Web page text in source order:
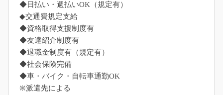
◆日払い・週払いOK（規定有）
◆交通費規定支給
◆資格取得支援制度有
◆友達紹介制度有
◆退職金制度有（規定有）
◆社会保険完備
◆車・バイク・自転車通勤OK
※派遣先による